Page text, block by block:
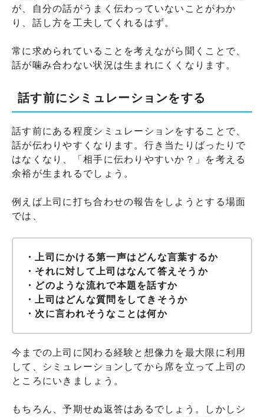
が、自分の話がうまく伝わっていないことがわか
り、話し方を工夫してくれるはず。
常に求められていることを考えながら聞くことで、
話が噛み合わない状況は生まれにくくなります。
話す前にシミュレーションをする
話す前にある程度シミュレーションをすることで、
話が伝わりやすくなります。行き当たりばったりで
はなくなり、「相手に伝わりやすいか？」を考える
余裕が生まれるでしょう。
例えば上司に打ち合わせの報告をしようとする場面
では、
・上司にかける第一声はどんな言葉するか
・それに対して上司はなんて答えそうか
・どのような流れで本題を話すか
・上司はどんな質問をしてきそうか
・次に言われそうなことは何か
今までの上司に関わる経験と想像力を最大限に利用
して、シミュレーションしてから席を立って上司の
ところにいきましょう。
もちろん、予期せぬ返答はあるでしょう。しかしシ